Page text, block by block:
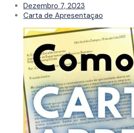
Dezembro 7, 2023
Carta de Apresentaçao